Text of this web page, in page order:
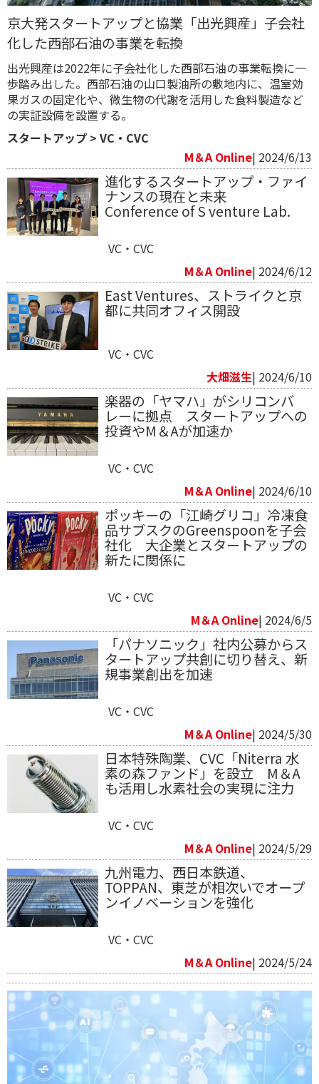
京大発スタートアップと協業「出光興産」子会社
化した西部石油の事業を転換
出光興産は2022年に子会社化した西部石油の事業転換に一
歩踏み出した。西部石油の山口製油所の敷地内に、温室効
果ガスの固定化や、微生物の代謝を活用した食料製造など
の実証設備を設置する。
スタートアップ > VC・CVC
M＆A Online| 2024/6/13
進化するスタートアップ・ファイ
ナンスの現在と未来
Conference of S venture Lab.
VC・CVC
M＆A Online| 2024/6/12
East Ventures、ストライクと京
都に共同オフィス開設
VC・CVC
大畑滋生| 2024/6/10
楽器の「ヤマハ」がシリコンバ
レーに拠点 スタートアップへの
投資やM＆Aが加速か
VC・CVC
M＆A Online| 2024/6/10
ポッキーの「江崎グリコ」冷凍食
品サブスクのGreenspoonを子会
社化 大企業とスタートアップの
新たに関係に
VC・CVC
M＆A Online| 2024/6/5
「パナソニック」社内公募からス
タートアップ共創に切り替え、新
規事業創出を加速
VC・CVC
M＆A Online| 2024/5/30
日本特殊陶業、CVC「Niterra 水
素の森ファンド」を設立 M＆A
も活用し水素社会の実現に注力
VC・CVC
M＆A Online| 2024/5/29
九州電力、西日本鉄道、
TOPPAN、東芝が相次いでオープ
ンイノベーションを強化
VC・CVC
M＆A Online| 2024/5/24